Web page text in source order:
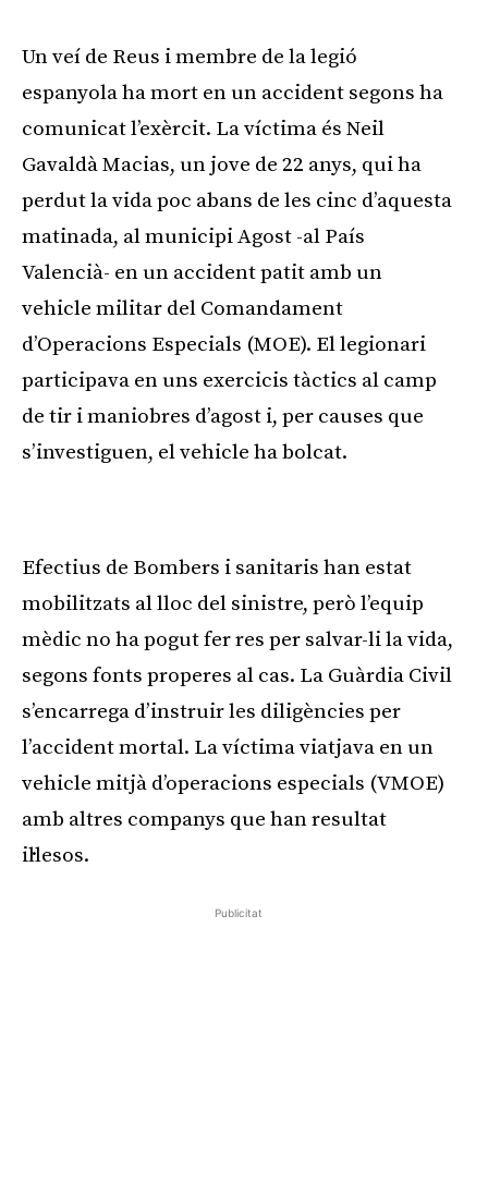
Un veí de Reus i membre de la legió
espanyola ha mort en un accident segons ha
comunicat l’exèrcit. La víctima és Neil
Gavaldà Macias, un jove de 22 anys, qui ha
perdut la vida poc abans de les cinc d’aquesta
matinada, al municipi Agost -al País
Valencià- en un accident patit amb un
vehicle militar del Comandament
d’Operacions Especials (MOE). El legionari
participava en uns exercicis tàctics al camp
de tir i maniobres d’agost i, per causes que
s’investiguen, el vehicle ha bolcat.
Efectius de Bombers i sanitaris han estat
mobilitzats al lloc del sinistre, però l’equip
mèdic no ha pogut fer res per salvar-li la vida,
segons fonts properes al cas. La Guàrdia Civil
s’encarrega d’instruir les diligències per
l’accident mortal. La víctima viatjava en un
vehicle mitjà d’operacions especials (VMOE)
amb altres companys que han resultat
il·lesos.
Publicitat